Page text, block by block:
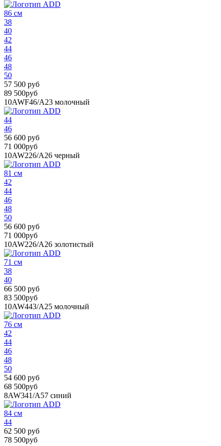
86 см
38
40
42
44
46
48
50
57 500 руб
89 500руб
10AWF46/A23 молочный
44
46
56 600 руб
71 000руб
10AW226/A26 черный
81 см
42
44
46
48
50
56 600 руб
71 000руб
10AW226/A26 золотистый
71 см
38
40
66 500 руб
83 500руб
10AW443/A25 молочный
76 см
42
44
46
48
50
54 600 руб
68 500руб
8AW341/A57 синий
84 см
44
62 500 руб
78 500руб